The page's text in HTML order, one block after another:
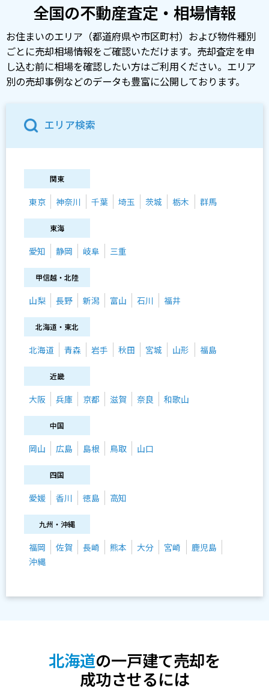
全国の不動産査定・相場情報
お住まいのエリア（都道府県や市区町村）および物件種別
ごとに売却相場情報をご確認いただけます。売却査定を申
し込む前に相場を確認したい方はご利用ください。エリア
別の売却事例などのデータも豊富に公開しております。
エリア検索
関東
東京 神奈川 千葉 埼玉 茨城 栃木 群馬
東海
愛知 静岡 岐阜 三重
甲信越・北陸
山梨 長野 新潟 富山 石川 福井
北海道・東北
北海道 青森 岩手 秋田 宮城 山形 福島
近畿
大阪 兵庫 京都 滋賀 奈良 和歌山
中国
岡山 広島 島根 鳥取 山口
四国
愛媛 香川 徳島 高知
九州・沖縄
福岡 佐賀 長崎 熊本 大分 宮崎
鹿児島
沖縄
北海道の一戸建て売却を
成功させるには